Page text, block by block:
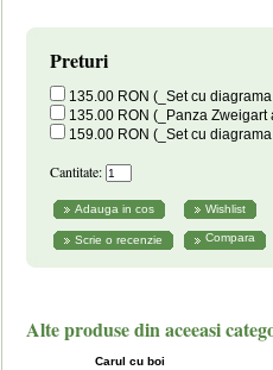
Preturi
135.00 RON (_Set cu
135.00 RON (_Panza
159.00 RON (_Set cu
Cantitate:
Compara
Alte produse din aceeasi
Carul cu boi